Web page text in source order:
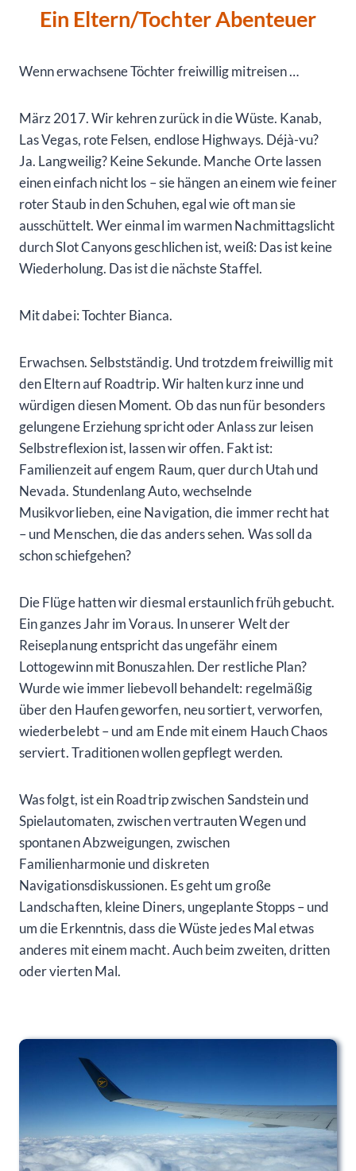
Ein Eltern/Tochter Abenteuer
Wenn erwachsene Töchter freiwillig mitreisen …
März 2017. Wir kehren zurück in die Wüste. Kanab,
Las Vegas, rote Felsen, endlose Highways. Déjà-vu?
Ja. Langweilig? Keine Sekunde. Manche Orte lassen
einen einfach nicht los – sie hängen an einem wie feiner
roter Staub in den Schuhen, egal wie oft man sie
ausschüttelt. Wer einmal im warmen Nachmittagslicht
durch Slot Canyons geschlichen ist, weiß: Das ist keine
Wiederholung. Das ist die nächste Staffel.
Mit dabei: Tochter Bianca.
Erwachsen. Selbstständig. Und trotzdem freiwillig mit
den Eltern auf Roadtrip. Wir halten kurz inne und
würdigen diesen Moment. Ob das nun für besonders
gelungene Erziehung spricht oder Anlass zur leisen
Selbstreflexion ist, lassen wir offen. Fakt ist:
Familienzeit auf engem Raum, quer durch Utah und
Nevada. Stundenlang Auto, wechselnde
Musikvorlieben, eine Navigation, die immer recht hat
– und Menschen, die das anders sehen. Was soll da
schon schiefgehen?
Die Flüge hatten wir diesmal erstaunlich früh gebucht.
Ein ganzes Jahr im Voraus. In unserer Welt der
Reiseplanung entspricht das ungefähr einem
Lottogewinn mit Bonuszahlen. Der restliche Plan?
Wurde wie immer liebevoll behandelt: regelmäßig
über den Haufen geworfen, neu sortiert, verworfen,
wiederbelebt – und am Ende mit einem Hauch Chaos
serviert. Traditionen wollen gepflegt werden.
Was folgt, ist ein Roadtrip zwischen Sandstein und
Spielautomaten, zwischen vertrauten Wegen und
spontanen Abzweigungen, zwischen
Familienharmonie und diskreten
Navigationsdiskussionen. Es geht um große
Landschaften, kleine Diners, ungeplante Stopps – und
um die Erkenntnis, dass die Wüste jedes Mal etwas
anderes mit einem macht. Auch beim zweiten, dritten
oder vierten Mal.